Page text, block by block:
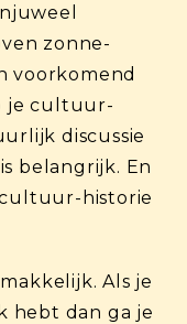
zonne-
voorkomend
je cultuur-
discussie
belangrijk. En
historie
Als je
hebt dan ga je